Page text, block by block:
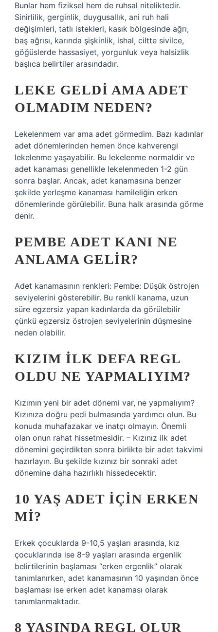
Bunlar hem fiziksel hem de ruhsal niteliktedir.
Sinirlilik, gerginlik, duygusallık, ani ruh hali
değişimleri, tatlı istekleri, kasık bölgesinde ağrı,
baş ağrısı, karında şişkinlik, ishal, ciltte sivilce,
göğüslerde hassasiyet, yorgunluk veya halsizlik
başlıca belirtiler arasındadır.
LEKE GELDI AMA ADET
OLMADIM NEDEN?
Lekelenmem var ama adet görmedim. Bazı kadınlar
adet dönemlerinden hemen önce kahverengi
lekelenme yaşayabilir. Bu lekelenme normaldir ve
adet kanaması genellikle lekelenmeden 1-2 gün
sonra başlar. Ancak, adet kanamasına benzer
şekilde yerleşme kanaması hamileliğin erken
dönemlerinde görülebilir. Buna halk arasında görme
denir.
PEMBE ADET KANI NE
ANLAMA GELIR?
Adet kanamasının renkleri: Pembe: Düşük östrojen
seviyelerini gösterebilir. Bu renkli kanama, uzun
süre egzersiz yapan kadınlarda da görülebilir
çünkü egzersiz östrojen seviyelerinin düşmesine
neden olabilir.
KIZIM ILK DEFA REGL
OLDU NE YAPMALIYIM?
Kızımın yeni bir adet dönemi var, ne yapmalıyım?
Kızınıza doğru pedi bulmasında yardımcı olun. Bu
konuda muhafazakar ve inatçı olmayın. Önemli
olan onun rahat hissetmesidir. – Kızınız ilk adet
dönemini geçirdikten sonra birlikte bir adet takvimi
hazırlayın. Bu şekilde kızınız bir sonraki adet
dönemine daha hazırlıklı hissedecektir.
10 YAŞ ADET IÇIN ERKEN
MI?
Erkek çocuklarda 9-10,5 yaşları arasında, kız
çocuklarında ise 8-9 yaşları arasında ergenlik
belirtilerinin başlaması “erken ergenlik” olarak
tanımlanırken, adet kanamasının 10 yaşından önce
başlaması ise erken adet kanaması olarak
tanımlanmaktadır.
8 YAŞINDA REGL OLUR